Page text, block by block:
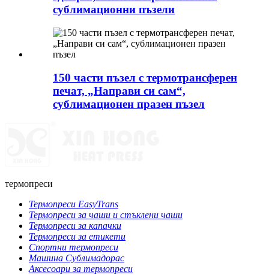
сублимационни пъзели
150 части пъзел с термотрансферен
печат, „Направи си сам“,
сублимационен празен пъзел
термопреси
Термопреси EasyTrans
Термопреси за чаши и стъклени чаши
Термопреси за капачки
Термопреси за етикети
Спортни термопреси
Машина Сублимадорас
Аксесоари за термопреси